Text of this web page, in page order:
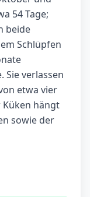
54 Tage;
beide
Schlüpfen
Sie verlassen
etwa vier
hängt
sowie der